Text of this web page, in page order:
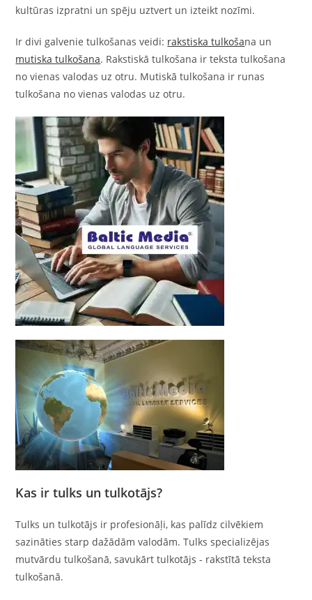
kultūras izpratni un spēju uztvert un izteikt nozīmi.
Ir divi galvenie tulkošanas veidi: rakstiska tulkošana un
mutiska tulkošana. Rakstiskā tulkošana ir teksta tulkošana
no vienas valodas uz otru. Mutiskā tulkošana ir runas
tulkošana no vienas valodas uz otru.
Kas ir tulks un tulkotājs?
Tulks un tulkotājs ir profesionāļi, kas palīdz cilvēkiem
sazināties starp dažādām valodām. Tulks specializējas
mutvārdu tulkošanā, savukārt tulkotājs - rakstītā teksta
tulkošanā.